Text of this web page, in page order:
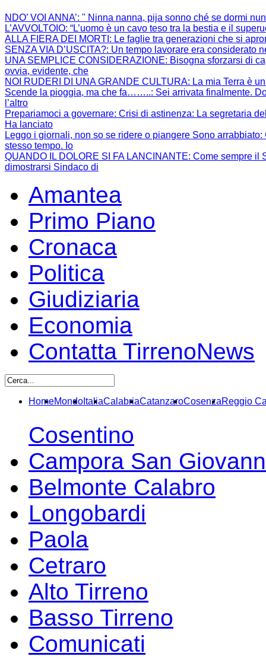
NDO’ VOI ANNA’: " Ninna nanna, pija sonno ché se dormi
L’AVVOLTOIO: “L’uomo è un cavo teso tra la bestia e il
ALLA FIERA DEI MORTI : Le faglie tra generazioni che si
SENZA VIA D’USCITA?: Un tempo lavorare era considerato
UNA SEMPLICE CONSIDERAZIONE: Bisogna sforzarsi di
ovvia, evidente, che
NOI RUDERI DI UNA GRANDE CULTURA: La mia Terra è
Scende la pioggia, ma che fa……..: Sei arrivata finalmente.
l’altro
Prepariamoci a governare: Crisi di astinenza: La segretaria
Ha lanciato
Leggo i giornali, non so se ridere o piangere Sono arrabbiato:
stesso tempo. Io
QUANDO IL DOLORE SI FA LANCINANTE: Come sempre il
dimostrarsi Sindaco di
Amantea
Primo Piano
Cronaca
Politica
Giudiziaria
Economia
Contatta TirrenoNews
HomeMondo ItaliaCalabriaCatanzaroCosenzaReggio
Cosentino
Campora San
Belmonte Calabro
Longobardi
Paola
Cetraro
Alto Tirreno
Basso Tirreno
Comunicati